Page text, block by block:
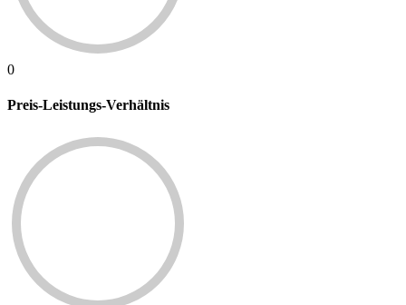
0
Preis-Leistungs-Verhältnis